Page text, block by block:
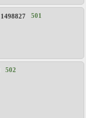
1498827 501
502